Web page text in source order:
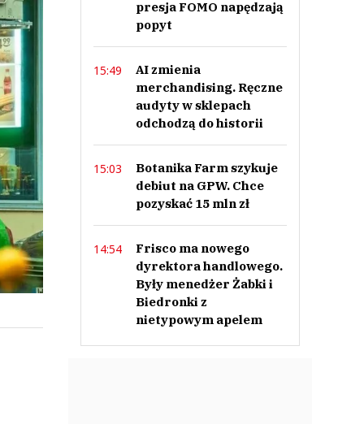
presja FOMO napędzają
popyt
15:49
AI zmienia
merchandising. Ręczne
audyty w sklepach
odchodzą do historii
15:03
Botanika Farm szykuje
debiut na GPW. Chce
pozyskać 15 mln zł
14:54
Frisco ma nowego
dyrektora handlowego.
Były menedżer Żabki i
Biedronki z
nietypowym apelem